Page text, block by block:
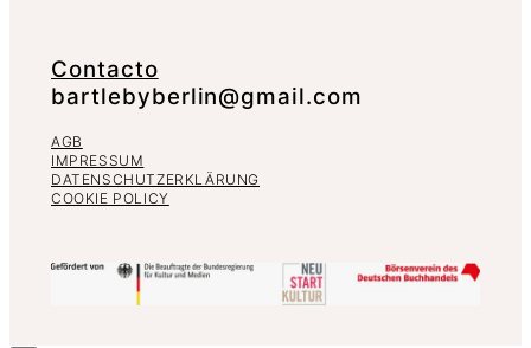
Contacto
bartlebyberlin@gmail.com
AGB
IMPRESSUM
DATENSCHUTZERKLÄRUNG
COOKIE POLICY